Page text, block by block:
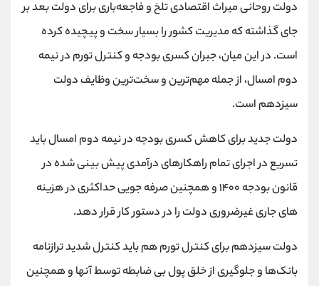
دولت روحانی میراث اقتصادی تلخ و فاجعه‌باری برای دولت بعد بر
جای گذاشته که مدیریت کشور را بسیار سخت و پیچیده کرده
است. در این میان، جبران کسری بودجه و کنترل تورم در نیمه
دوم امسال، از جمله مهم‌ترین و سخت‌ترین وظایف دولت
سیزدهم است.
دولت جدید برای کاهش کسری بودجه در نیمه دوم امسال باید
تسریع در اجرای تمام راهکارهای درآمدی پیش بینی شده در
قانون بودجه ۱۴۰۰ و همچنین صرفه جویی حداکثری در هزینه
های جاری غیرضروری دولت را در دستور کار قرار دهد.
دولت سیزدهم برای کنترل تورم هم باید کنترل شدید ترازنامه
بانک‌ها و جلوگیری از خلق پول بی ضابطه توسط آنها و همچنین
تلفن 021-22021040
بدون پیش شماره 90001030
اینستاگرام @alireza.mehrabii
کانال بله